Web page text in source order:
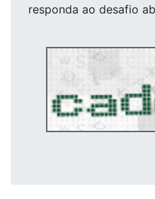
responda ao desafio